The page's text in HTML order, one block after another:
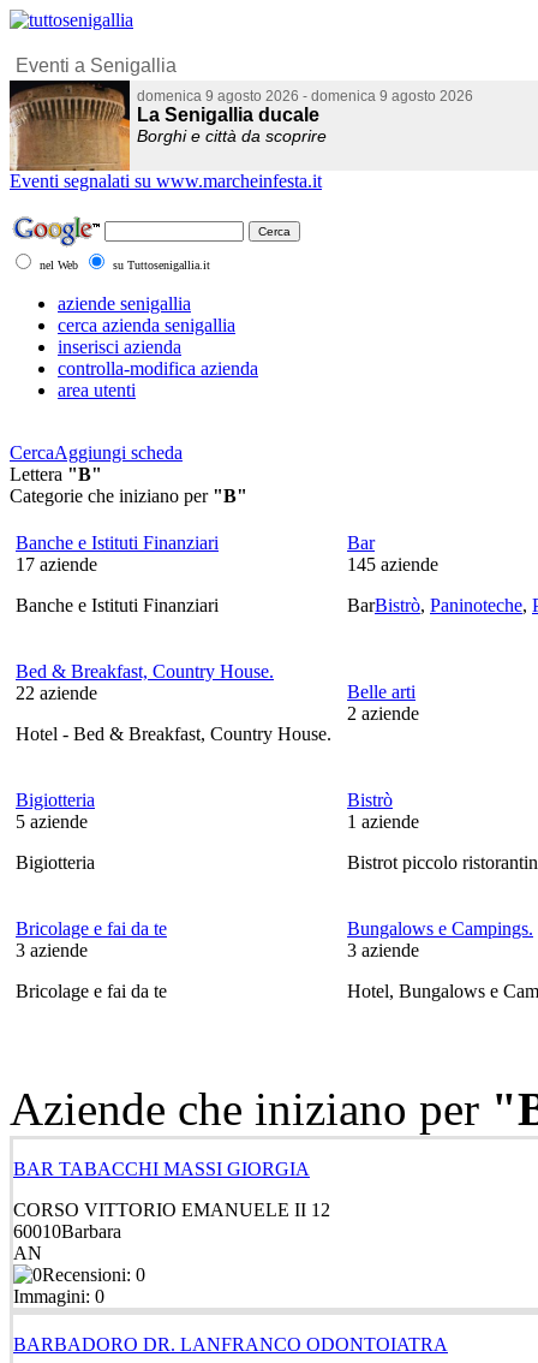
Eventi segnalati su www.marcheinfesta.it
nel Web su Tuttosenigallia.it
aziende senigallia
cerca azienda senigallia
inserisci azienda
controlla-modifica azienda
area utenti
CercaAggiungi scheda
Lettera "B"
Categorie che iniziano per "B"
Banche e Istituti Finanziari
17 aziende
Banche e Istituti Finanziari
Bar
145 aziende
BarBistrò, Paninoteche,
Bed & Breakfast, Country House.
22 aziende
Hotel - Bed & Breakfast, Country House.
Belle arti
2 aziende
Bigiotteria
5 aziende
Bigiotteria
Bistrò
1 aziende
Bistrot piccolo
Bricolage e fai da te
3 aziende
Bricolage e fai da te
Bungalows e Campings.
3 aziende
Hotel, Bungalows e
Aziende che iniziano per
BAR TABACCHI MASSI GIORGIA
CORSO VITTORIO EMANUELE II 12
60010Barbara
AN
Recensioni: 0
Immagini: 0
BARBADORO DR. LANFRANCO ODONTOIATRA